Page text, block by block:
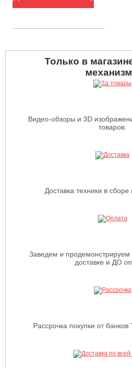
шланг, 4,0 кг.)
Только в
Видео-обзоры и 3D
товаров.
Доставка техники в
Заведем и продемонстрируем
доставке и ДО
Рассрочка покупки от